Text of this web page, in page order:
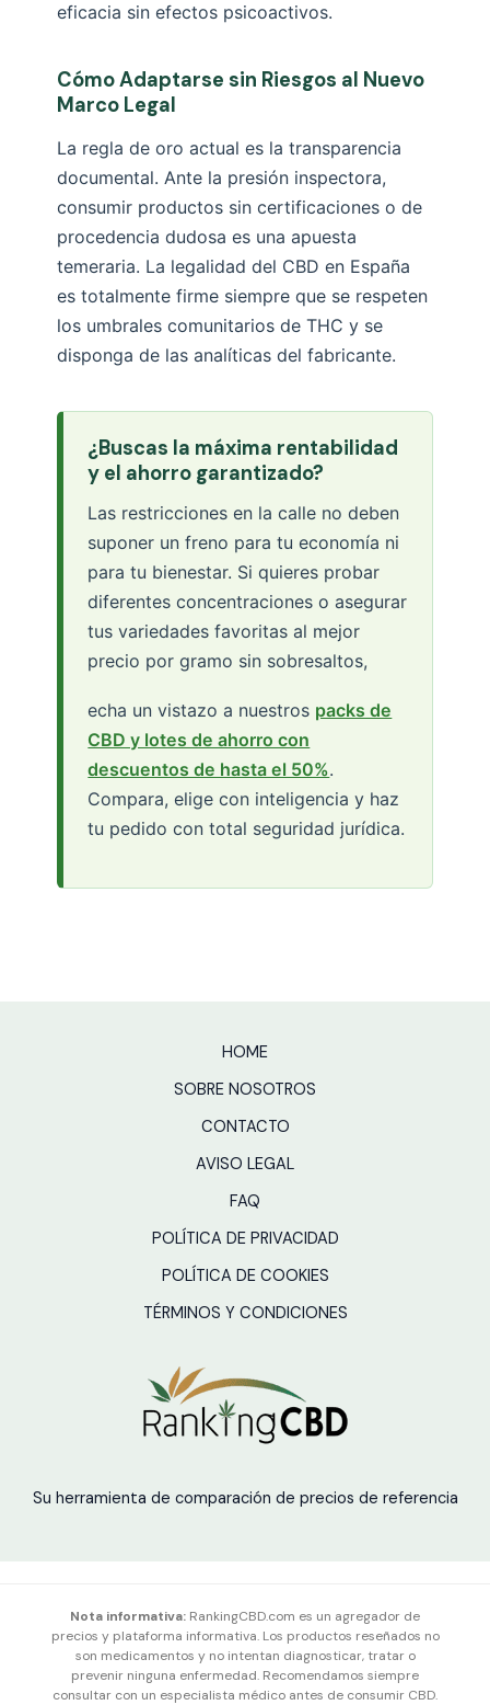
eficacia sin efectos psicoactivos.
Cómo Adaptarse sin Riesgos al Nuevo
Marco Legal
La regla de oro actual es la transparencia
documental. Ante la presión inspectora,
consumir productos sin certificaciones o de
procedencia dudosa es una apuesta
temeraria. La legalidad del CBD en España
es totalmente firme siempre que se respeten
los umbrales comunitarios de THC y se
disponga de las analíticas del fabricante.
¿Buscas la máxima rentabilidad
y el ahorro garantizado?
Las restricciones en la calle no deben
suponer un freno para tu economía ni
para tu bienestar. Si quieres probar
diferentes concentraciones o asegurar
tus variedades favoritas al mejor
precio por gramo sin sobresaltos,
echa un vistazo a nuestros packs de
CBD y lotes de ahorro con
descuentos de hasta el 50%.
Compara, elige con inteligencia y haz
tu pedido con total seguridad jurídica.
HOME
SOBRE NOSOTROS
CONTACTO
AVISO LEGAL
FAQ
POLÍTICA DE PRIVACIDAD
POLÍTICA DE COOKIES
TÉRMINOS Y CONDICIONES
Su herramienta de comparación de precios de referencia
Nota informativa: RankingCBD.com es un agregador de
precios y plataforma informativa. Los productos reseñados no
son medicamentos y no intentan diagnosticar, tratar o
prevenir ninguna enfermedad. Recomendamos siempre
consultar con un especialista médico antes de consumir CBD.